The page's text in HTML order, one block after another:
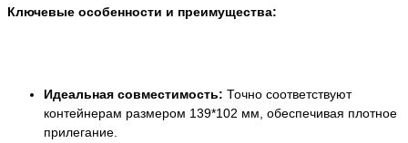
Ключевые особенности и преимущества:
Идеальная совместимость: Точно соответствуют
контейнерам размером 139*102 мм, обеспечивая плотное
прилегание.